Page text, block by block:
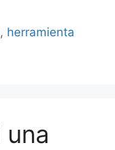
, herramienta